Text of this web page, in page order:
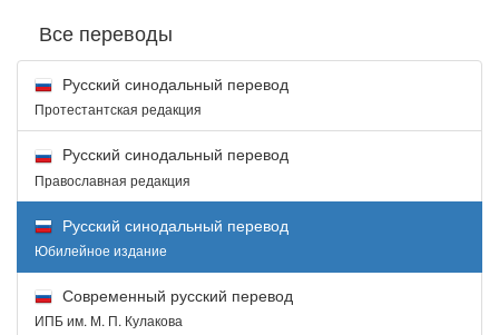
Все переводы
Русский синодальный перевод
Протестантская редакция
Русский синодальный перевод
Православная редакция
Русский синодальный перевод
Юбилейное издание
Современный русский перевод
ИПБ им. М. П. Кулакова